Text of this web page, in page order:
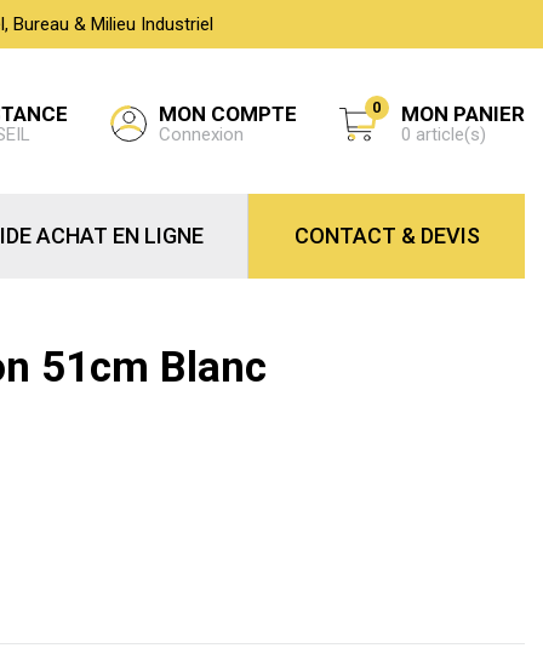
Bureau & Milieu Industriel
MON COMPTE
Connexion
0 MON PANIER
0 article(s)
ACHAT EN LIGNE CONTACT & DEVIS
51cm Blanc